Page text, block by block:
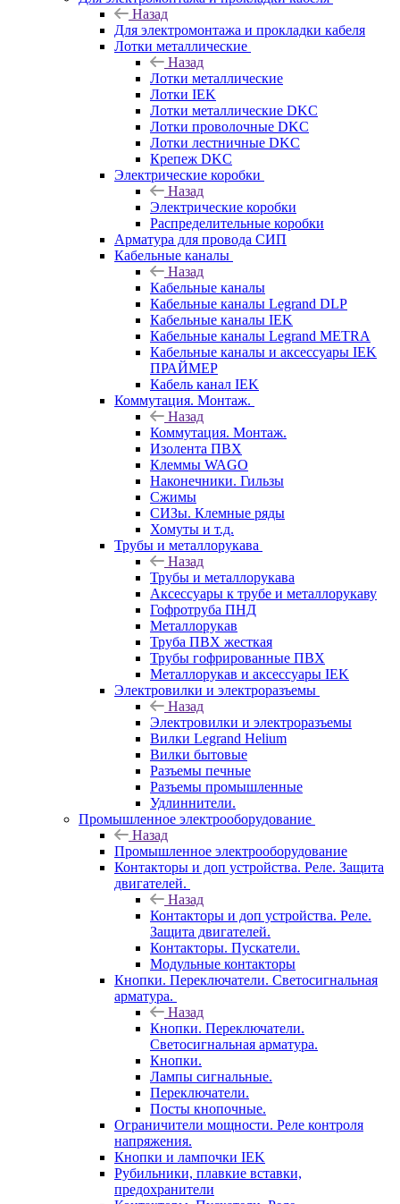
Назад
Для электромонтажа и прокладки кабеля
Лотки металлические
Назад
Лотки металлические
Лотки IEK
Лотки металлические DKC
Лотки проволочные DKC
Лотки лестничные DKC
Крепеж DKC
Электрические коробки
Назад
Электрические коробки
Распределительные коробки
Арматура для провода СИП
Кабельные каналы
Назад
Кабельные каналы
Кабельные каналы Legrand DLP
Кабельные каналы IEK
Кабельные каналы Legrand METRA
Кабельные каналы и аксессуары IEK
ПРАЙМЕР
Кабель канал IEK
Коммутация. Монтаж.
Назад
Коммутация. Монтаж.
Изолента ПВХ
Клеммы WAGO
Наконечники. Гильзы
Сжимы
СИЗы. Клемные ряды
Хомуты и т.д.
Трубы и металлорукава
Назад
Трубы и металлорукава
Аксессуары к трубе и металлорукаву
Гофротруба ПНД
Металлорукав
Труба ПВХ жесткая
Трубы гофрированные ПВХ
Металлорукав и аксессуары IEK
Электровилки и электроразъемы
Назад
Электровилки и электроразъемы
Вилки Legrand Helium
Вилки бытовые
Разъемы печные
Разъемы промышленные
Удлиннители.
Промышленное электрооборудование
Назад
Промышленное электрооборудование
Контакторы и доп устройства. Реле. Защита
двигателей.
Назад
Контакторы и доп устройства. Реле.
Защита двигателей.
Контакторы. Пускатели.
Модульные контакторы
Кнопки. Переключатели. Светосигнальная
арматура.
Назад
Кнопки. Переключатели.
Светосигнальная арматура.
Кнопки.
Лампы сигнальные.
Переключатели.
Посты кнопочные.
Ограничители мощности. Реле контроля
напряжения.
Кнопки и лампочки IEK
Рубильники, плавкие вставки,
предохранители